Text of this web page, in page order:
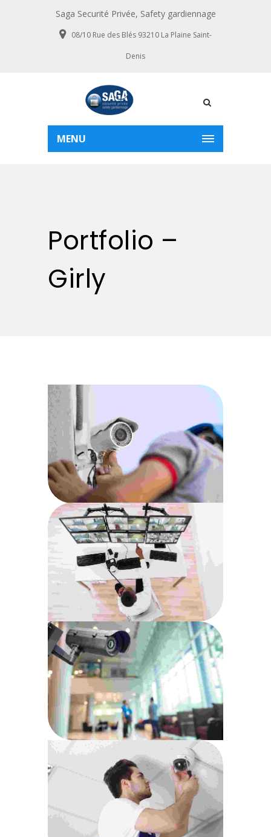
Saga Securité Privée, Safety gardiennage
08/10 Rue des Blés 93210 La Plaine Saint-
Denis
MENU
Portfolio –
Girly